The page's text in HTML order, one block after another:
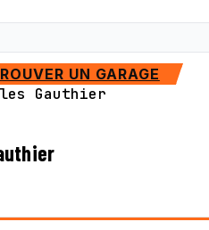
UN GARAGE
Gauthier